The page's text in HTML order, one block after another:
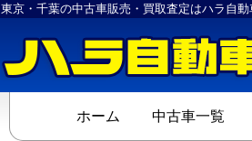
東京・千葉の中古車販売・買取査定はハラ自動
ホーム 中古車一覧